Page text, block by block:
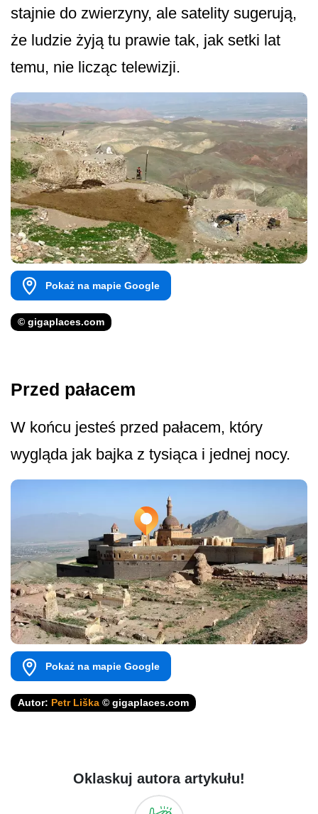
stajnie do zwierzyny, ale satelity sugerują,
że ludzie żyją tu prawie tak, jak setki lat
temu, nie licząc telewizji.
Pokaż na mapie Google
© gigaplaces.com
Przed pałacem
W końcu jesteś przed pałacem, który
wygląda jak bajka z tysiąca i jednej nocy.
Pokaż na mapie Google
Autor: Petr Liška © gigaplaces.com
Oklaskuj autora artykułu!